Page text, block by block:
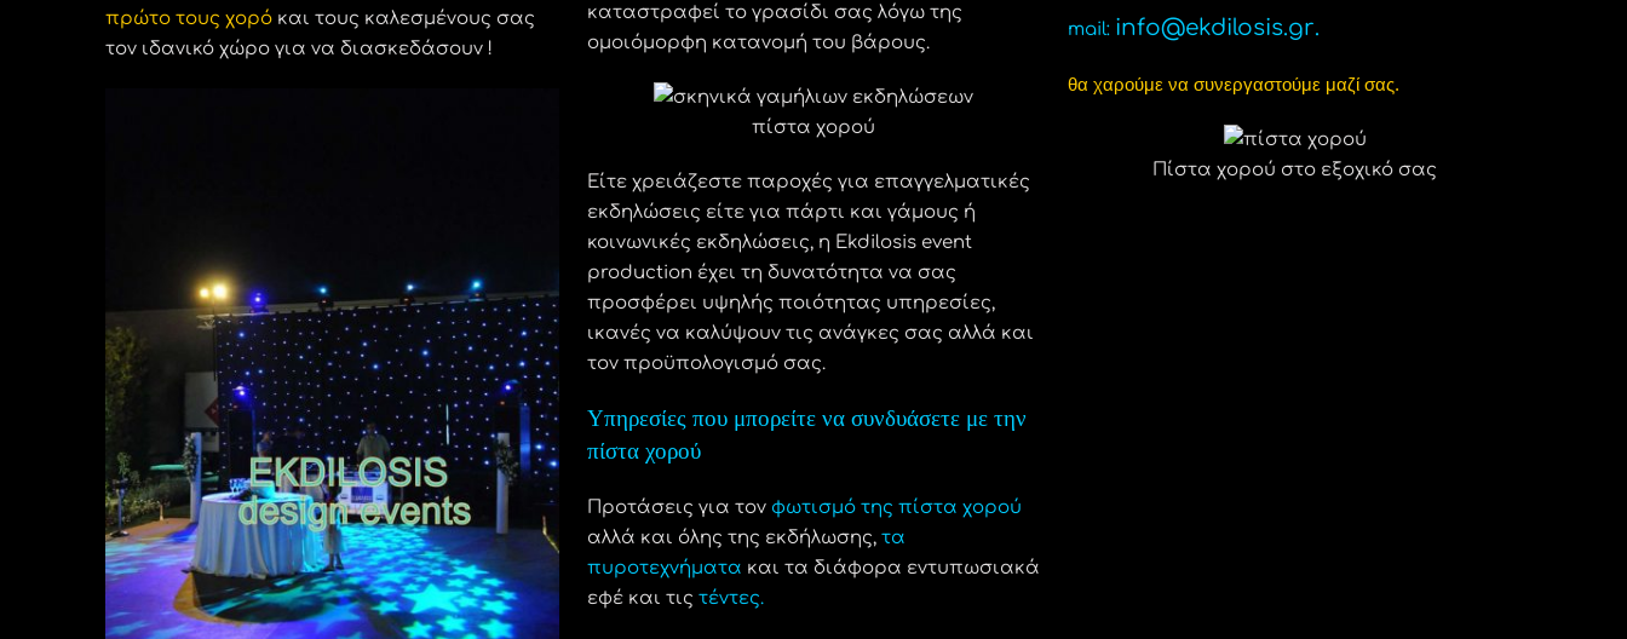
πρώτο τους χορό και τους καλεσμένους σας
τον ιδανικό χώρο για να διασκεδάσουν !
καταστραφεί το γρασίδι σας λόγω της
ομοιόμορφη κατανομή του βάρους.
πίστα χορού
Είτε χρειάζεστε παροχές για επαγγελματικές
εκδηλώσεις είτε για πάρτι και γάμους ή
κοινωνικές εκδηλώσεις, η Ekdilosis event
production έχει τη δυνατότητα να σας
προσφέρει υψηλής ποιότητας υπηρεσίες,
ικανές να καλύψουν τις ανάγκες σας αλλά και
τον προϋπολογισμό σας.
Υπηρεσίες που μπορείτε να συνδυάσετε με την
πίστα χορού
Προτάσεις για τον φωτισμό της πίστα χορού
αλλά και όλης της εκδήλωσης, τα
πυροτεχνήματα και τα διάφορα εντυπωσιακά
εφέ και τις τέντες.
mail: info@ekdilosis.gr.
θα χαρούμε να συνεργαστούμε μαζί σας.
Πίστα χορού στο εξοχικό σας